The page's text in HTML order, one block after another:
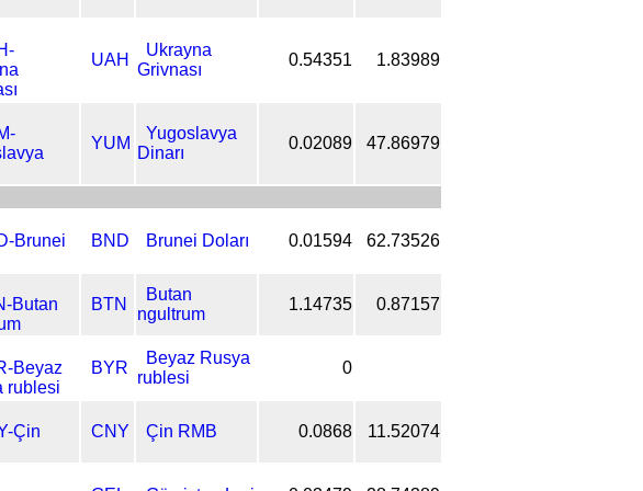
UAH
Ukrayna
Grivnası
0.54351 1.83989
YUM
Yugoslavya
Dinarı
0.02089 47.86979
BND Brunei Doları 0.01594 62.73526
BTN
Butan
ngultrum
1.14735 0.87157
BYR
Beyaz Rusya
rublesi
0
CNY Çin RMB 0.0868 11.52074